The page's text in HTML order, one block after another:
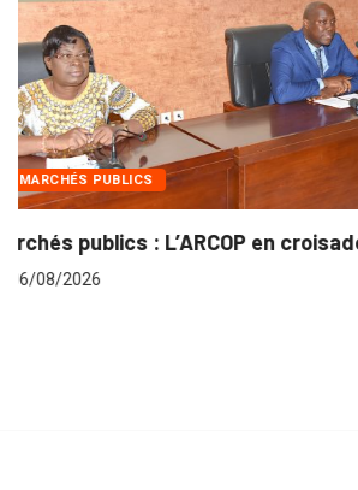
INTÉGRATION RÉGIONALE
Gestion concertée et